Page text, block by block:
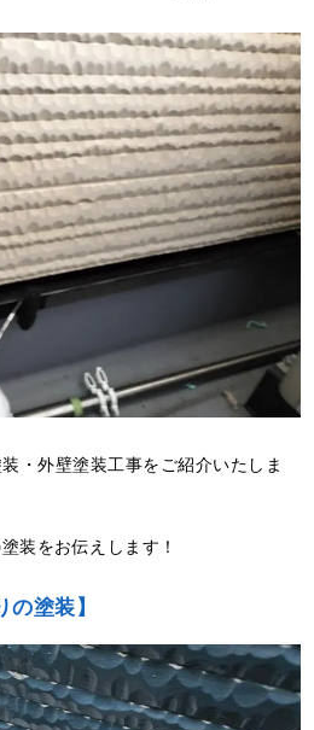
・外壁塗装工事をご紹介いたしま
装をお伝えします！
塗装】